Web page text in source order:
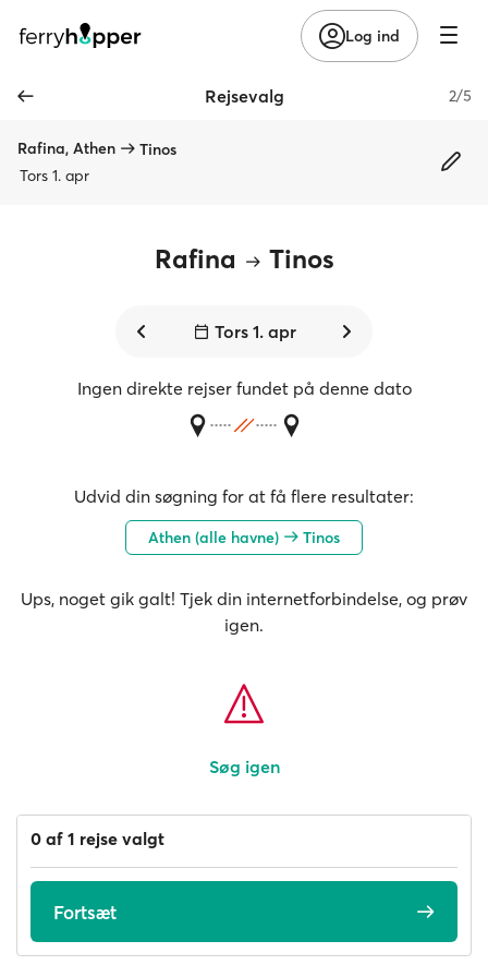
Log ind
Rejsevalg 2/5
Rafina, Athen
Tinos
Tors 1. apr
Rafina Tinos
Tors 1. apr
Ingen direkte rejser fundet på denne dato
Udvid din søgning for at få flere resultater:
Athen (alle havne) Tinos
Ups, noget gik galt! Tjek din internetforbindelse, og prøv
igen.
Søg igen
0 af 1 rejse valgt
Fortsæt